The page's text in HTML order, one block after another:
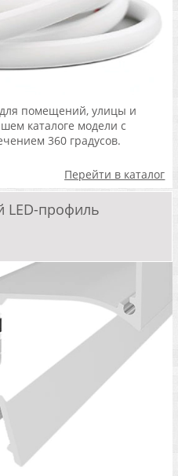
помещений, улицы и
каталоге модели с
360 градусов.
Перейти в каталог
профиль